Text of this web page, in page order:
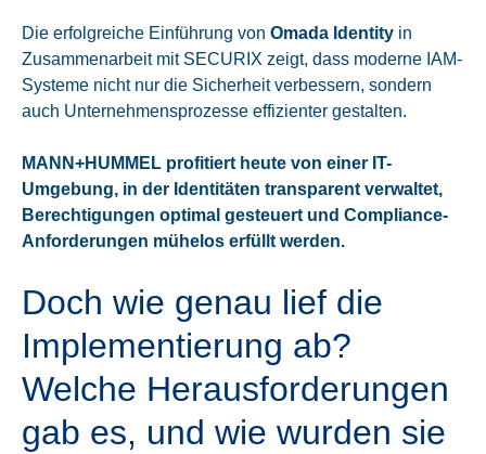
Die erfolgreiche Einführung von Omada Identity in
Zusammenarbeit mit SECURIX zeigt, dass moderne IAM-
Systeme nicht nur die Sicherheit verbessern, sondern
auch Unternehmensprozesse effizienter gestalten.
MANN+HUMMEL profitiert heute von einer IT-
Umgebung, in der Identitäten transparent verwaltet,
Berechtigungen optimal gesteuert und Compliance-
Anforderungen mühelos erfüllt werden.
Doch wie genau lief die
Implementierung ab?
Welche Herausforderungen
gab es, und wie wurden sie